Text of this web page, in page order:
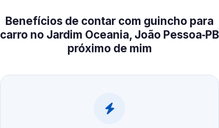
Benefícios de contar com guincho para
carro no Jardim Oceania, João Pessoa‑PB
próximo de mim